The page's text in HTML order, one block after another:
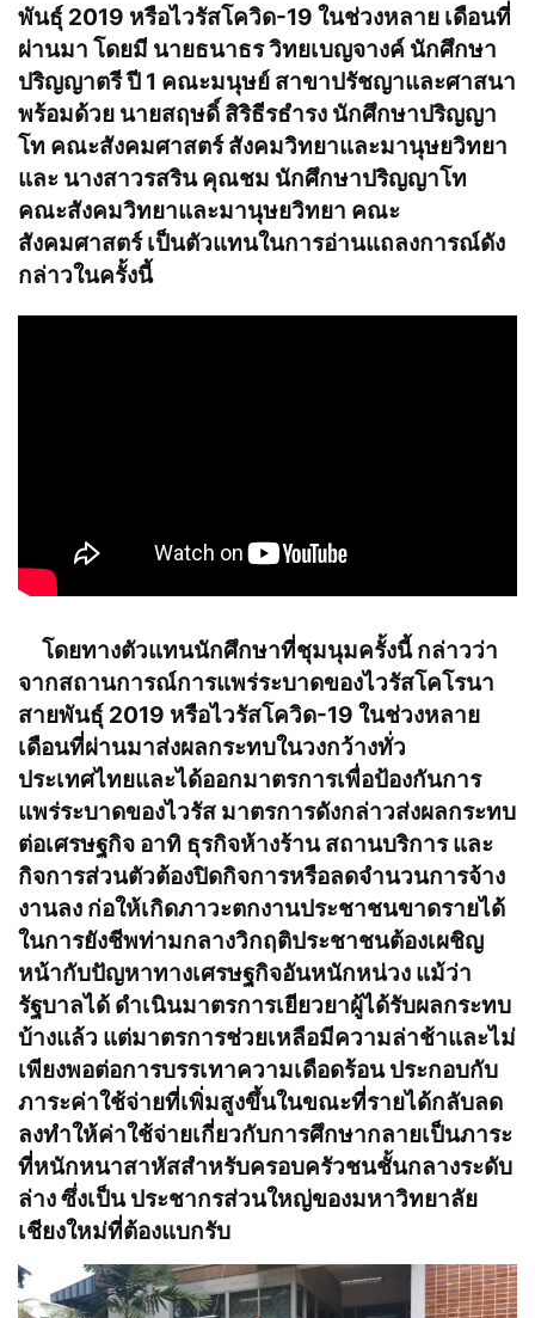
พันธุ์ 2019 หรือไวรัสโควิด-19 ในช่วงหลาย เดือนที่
ผ่านมา โดยมี นายธนาธรวิทยเบญจางค์ นักศึกษา
ปริญญาตรี ปี 1 คณะมนุษย์ สาขาปรัชญาและศาสนา
พร้อมด้วย นายสฤษดิ์ สิริธีรธำรง นักศึกษาปริญญา
โท คณะสังคมศาสตร์ สังคมวิทยาและมานุษยวิทยา
และ นางสาวรสรินคุณชม นักศึกษาปริญญาโท
คณะสังคมวิทยาและมานุษยวิทยา คณะ
สังคมศาสตร์ เป็นตัวแทนในการอ่านแถลงการณ์ดัง
กล่าวในครั้งนี้
โดยทางตัวแทนนักศึกษาที่ชุมนุมครั้งนี้ กล่าวว่า
จากสถานการณ์การแพร่ระบาดของไวรัสโคโรนา
สายพันธุ์ 2019 หรือไวรัสโควิด-19 ในช่วงหลาย
เดือนที่ผ่านมาส่งผลกระทบในวงกว้างทั่ว
ประเทศไทยและได้ออกมาตรการเพื่อป้องกันการ
แพร่ระบาดของไวรัส มาตรการดังกล่าวส่งผลกระทบ
ต่อเศรษฐกิจ อาทิ ธุรกิจห้างร้าน สถานบริการ และ
กิจการส่วนตัวต้องปิดกิจการหรือลดจำนวนการจ้าง
งานลง ก่อให้เกิดภาวะตกงานประชาชนขาดรายได้
ในการยังชีพท่ามกลางวิกฤติประชาชนต้องเผชิญ
หน้ากับปัญหาทางเศรษฐกิจอันหนักหน่วง แม้ว่า
รัฐบาลได้ ดำเนินมาตรการเยียวยาผู้ได้รับผลกระทบ
บ้างแล้ว แต่มาตรการช่วยเหลือมีความล่าช้าและไม่
เพียงพอต่อการบรรเทาความเดือดร้อน ประกอบกับ
ภาระค่าใช้จ่ายที่เพิ่มสูงขึ้นในขณะที่รายได้กลับลด
ลงทำให้ค่าใช้จ่ายเกี่ยวกับการศึกษากลายเป็นภาระ
ที่หนักหนาสาหัสสำหรับครอบครัวชนชั้นกลางระดับ
ล่าง ซึ่งเป็น ประชากรส่วนใหญ่ของมหาวิทยาลัย
เชียงใหม่ที่ต้องแบกรับ